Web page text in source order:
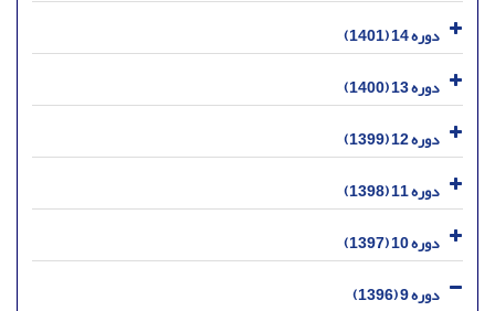
دوره 14 (1401)
دوره 13 (1400)
دوره 12 (1399)
دوره 11 (1398)
دوره 10 (1397)
دوره 9 (1396)